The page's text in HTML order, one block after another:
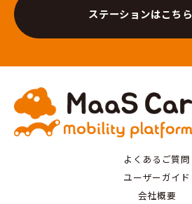
ステーションはこちら
よくあるご質問
ユーザーガイド
会社概要